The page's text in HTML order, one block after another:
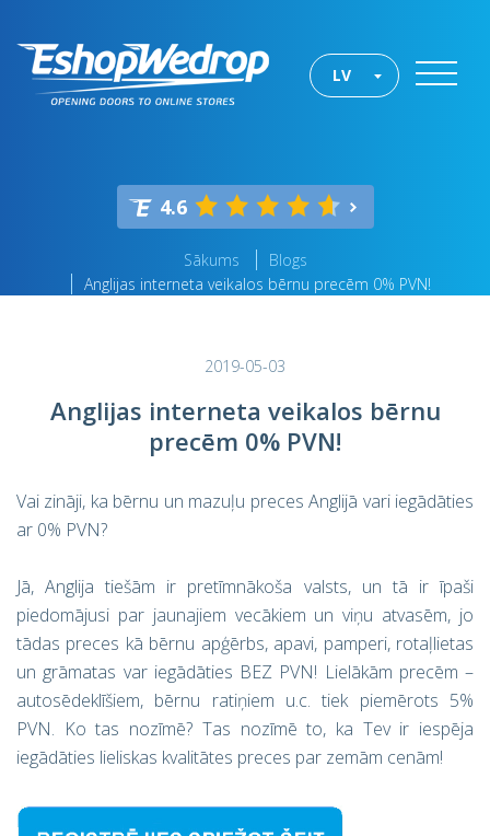
LV
4.6
Sākums
Blogs
Anglijas interneta veikalos bērnu precēm 0% PVN!
2019-05-03
Anglijas interneta veikalos bērnu
precēm 0% PVN!
Vai zināji, ka bērnu un mazuļu preces Anglijā vari iegādāties
ar 0% PVN?
Jā, Anglija tiešām ir pretīmnākoša valsts, un tā ir īpaši
piedomājusi par jaunajiem vecākiem un viņu atvasēm, jo
tādas preces kā bērnu apģērbs, apavi, pamperi, rotaļlietas
un grāmatas var iegādāties BEZ PVN! Lielākām precēm –
autosēdeklīšiem, bērnu ratiņiem u.c. tiek piemērots 5%
PVN. Ko tas nozīmē? Tas nozīmē to, ka Tev ir iespēja
iegādāties lieliskas kvalitātes preces par zemām cenām!